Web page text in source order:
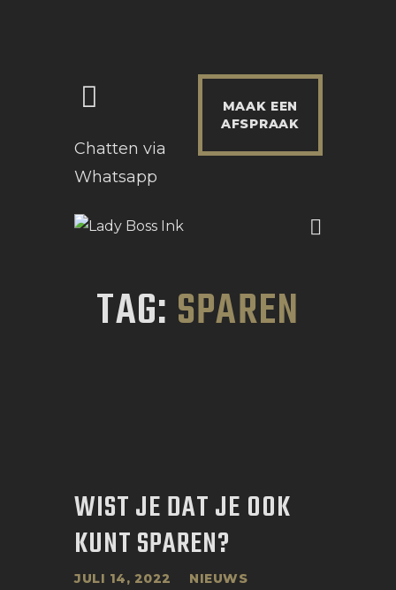
Chatten via
Whatsapp
MAAK EEN
AFSPRAAK
TAG:SPAREN
WERKWIJZE & INFO
PORTFOLIO
CONTACT
WIST JE DAT JE OOK
KUNT SPAREN?
JULI 14, 2022
NIEUWS